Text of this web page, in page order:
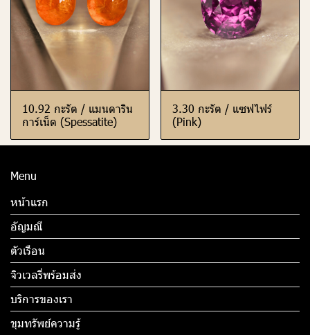
10.92 กะรัต / แมนดาริน
การ์เน็ต (Spessatite)
3.30 กะรัต / แซฟไฟร์
(Pink)
Menu
หน้าแรก
อัญมณี
ตัวเรือน
จิวเวลรี่พร้อมส่ง
บริการของเรา
ขุมทรัพย์ความรู้